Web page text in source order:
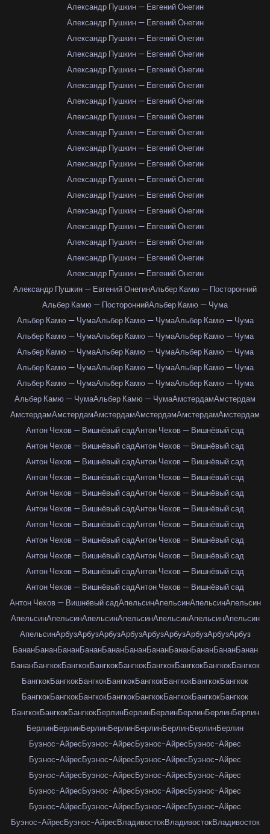
Александр Пушкин — Евгений Онегин
Александр Пушкин — Евгений Онегин
Александр Пушкин — Евгений Онегин
Александр Пушкин — Евгений Онегин
Александр Пушкин — Евгений Онегин
Александр Пушкин — Евгений Онегин
Александр Пушкин — Евгений Онегин
Александр Пушкин — Евгений Онегин
Александр Пушкин — Евгений Онегин
Александр Пушкин — Евгений Онегин
Александр Пушкин — Евгений Онегин
Александр Пушкин — Евгений Онегин
Александр Пушкин — Евгений Онегин
Александр Пушкин — Евгений Онегин
Александр Пушкин — Евгений Онегин
Александр Пушкин — Евгений Онегин
Александр Пушкин — Евгений Онегин
Александр Пушкин — Евгений Онегин
Александр Пушкин — Евгений ОнегинАльбер Камю — Посторонний
Альбер Камю — ПостороннийАльбер Камю — Чума
Альбер Камю — ЧумаАльбер Камю — ЧумаАльбер Камю — Чума
Альбер Камю — ЧумаАльбер Камю — ЧумаАльбер Камю — Чума
Альбер Камю — ЧумаАльбер Камю — ЧумаАльбер Камю — Чума
Альбер Камю — ЧумаАльбер Камю — ЧумаАльбер Камю — Чума
Альбер Камю — ЧумаАльбер Камю — ЧумаАльбер Камю — Чума
Альбер Камю — ЧумаАльбер Камю — ЧумаАмстердамАмстердам
АмстердамАмстердамАмстердамАмстердамАмстердамАмстердам
Антон Чехов — Вишнёвый садАнтон Чехов — Вишнёвый сад
Антон Чехов — Вишнёвый садАнтон Чехов — Вишнёвый сад
Антон Чехов — Вишнёвый садАнтон Чехов — Вишнёвый сад
Антон Чехов — Вишнёвый садАнтон Чехов — Вишнёвый сад
Антон Чехов — Вишнёвый садАнтон Чехов — Вишнёвый сад
Антон Чехов — Вишнёвый садАнтон Чехов — Вишнёвый сад
Антон Чехов — Вишнёвый садАнтон Чехов — Вишнёвый сад
Антон Чехов — Вишнёвый садАнтон Чехов — Вишнёвый сад
Антон Чехов — Вишнёвый садАнтон Чехов — Вишнёвый сад
Антон Чехов — Вишнёвый садАнтон Чехов — Вишнёвый сад
Антон Чехов — Вишнёвый садАнтон Чехов — Вишнёвый сад
Антон Чехов — Вишнёвый садАпельсинАпельсинАпельсинАпельсин
АпельсинАпельсинАпельсинАпельсинАпельсинАпельсинАпельсин
АпельсинАрбузАрбузАрбузАрбузАрбузАрбузАрбузАрбузАрбуз
БананБананБананБананБананБананБананБананБананБананБанан
БананБангкокБангкокБангкокБангкокБангкокБангкокБангкокБангкок
БангкокБангкокБангкокБангкокБангкокБангкокБангкокБангкок
БангкокБангкокБангкокБангкокБангкокБангкокБангкокБангкок
БангкокБангкокБангкокБерлинБерлинБерлинБерлинБерлинБерлин
БерлинБерлинБерлинБерлинБерлинБерлинБерлинБерлин
Буэнос-АйресБуэнос-АйресБуэнос-АйресБуэнос-Айрес
Буэнос-АйресБуэнос-АйресБуэнос-АйресБуэнос-Айрес
Буэнос-АйресБуэнос-АйресБуэнос-АйресБуэнос-Айрес
Буэнос-АйресБуэнос-АйресБуэнос-АйресБуэнос-Айрес
Буэнос-АйресБуэнос-АйресБуэнос-АйресБуэнос-Айрес
Буэнос-АйресБуэнос-АйресВладивостокВладивостокВладивосток